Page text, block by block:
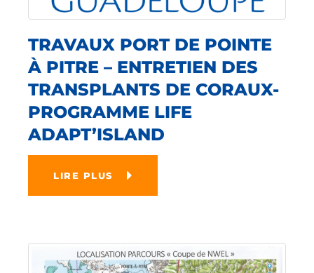
TRAVAUX PORT DE POINTE
À PITRE – ENTRETIEN DES
TRANSPLANTS DE CORAUX-
PROGRAMME LIFE
ADAPT’ISLAND
LIRE PLUS